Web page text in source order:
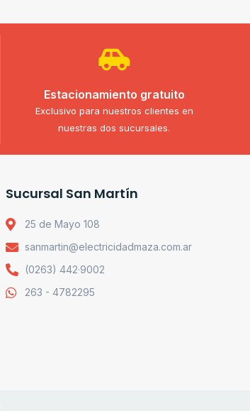
Estacionamiento gratuito
Exclusivo para nuestros clientes en
nuestras dos sucursales.
Sucursal San Martín
25 de Mayo 108
sanmartin@electricidadmaza.com.ar
(0263) 442·9002
263 - 4782295